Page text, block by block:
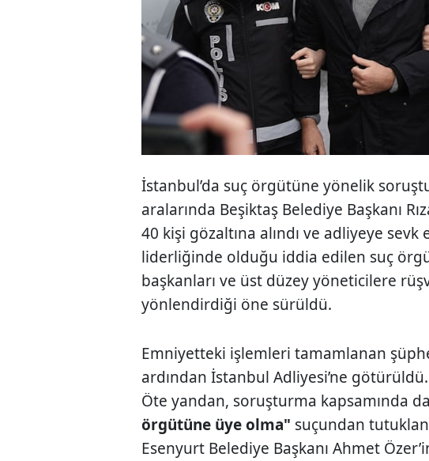
İstanbul’da suç örgütüne yönelik
aralarında Beşiktaş Belediye Başkanı
40 kişi gözaltına alındı ve adliyeye
liderliğinde olduğu iddia edilen suç
başkanları ve üst düzey yöneticilere
yönlendirdiği öne sürüldü.
Emniyetteki işlemleri tamamlanan
ardından İstanbul Adliyesi’ne götürüldü.
Öte yandan, soruşturma kapsamında
örgütüne üye olma" suçundan
Esenyurt Belediye Başkanı Ahmet